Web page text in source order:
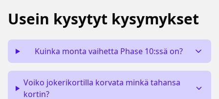
Usein kysytyt kysymykset
Kuinka monta vaihetta Phase 10:ssä on?
Voiko jokerikortilla korvata minkä tahansa
kortin?